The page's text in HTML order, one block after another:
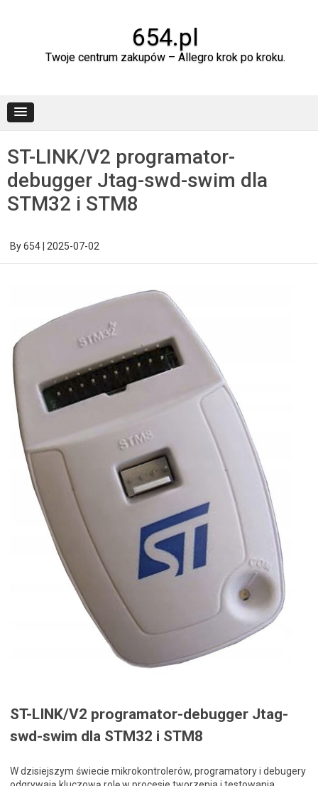
654.pl
Twoje centrum zakupów – Allegro krok po kroku.
ST-LINK/V2 programator-
debugger Jtag-swd-swim dla
STM32 i STM8
By654 2025-07-02
ST-LINK/V2 programator-debugger Jtag-
swd-swim dla STM32 i STM8
W dzisiejszym świecie mikrokontrolerów, programatory i debugery